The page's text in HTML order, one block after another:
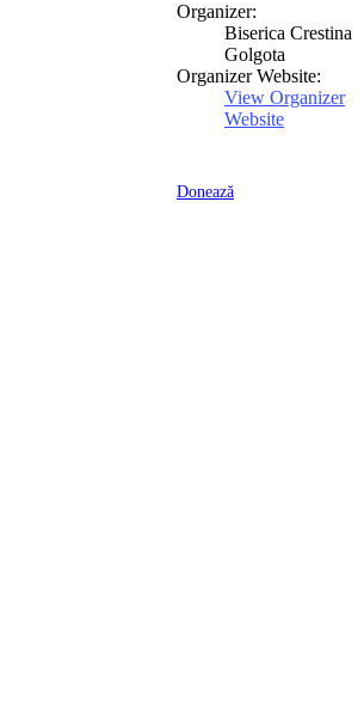
Organizer:
Biserica Crestina
Golgota
Organizer Website:
View Organizer
Website
Donează